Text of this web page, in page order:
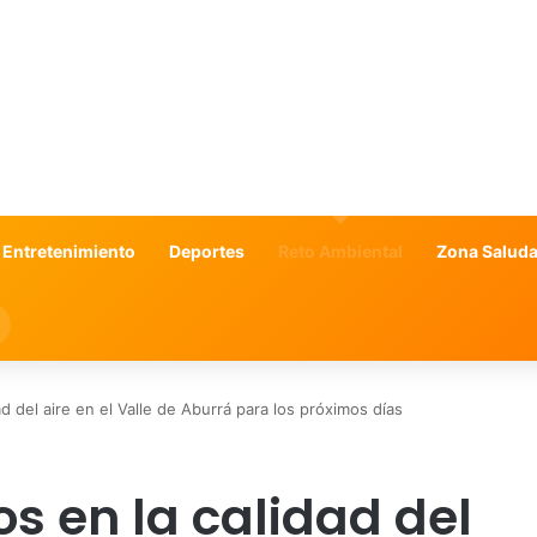
Deportes Reto Ambiental Zona
del aire en el Valle de Aburrá para los próximos días
en la calidad del